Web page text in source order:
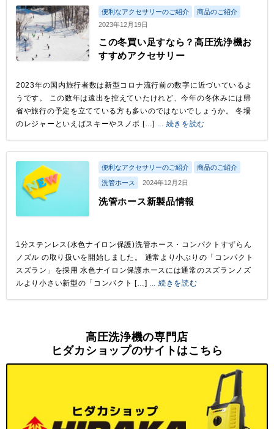
便利なアクセサリーのご紹介
商品のご紹介
2023年12月19日
この冬買い足すなら？高圧洗浄機お
すすめアクセサリー
2023年の国内旅行者数は新型コロナ流行前の数字に近づいているよ
うです。 この数年は遠出を控えていたけれど、今年の冬休みには帰
省や旅行の予定を立てている方も多いのではないでしょうか。 冬場
のレジャーといえばスキーやスノボ […] ... 続きを読む
便利なアクセサリーのご紹介 商品のご紹介
洗管ホース 2024年12月2日
洗管ホース新製品情報
1分ステンレス(水色ナイロン保護)洗管ホース・コンパクトすずらん
ノズル の取り扱いを開始しました。 通常より小ぶりの「コンパクト
スズラン」を採用 水色ナイロン保護ホースには通常のスズランノズ
ルより小さい新型の「コンパクト […] ... 続きを読む
高圧洗浄機の専門店
ヒダカショップのサイトはこちら